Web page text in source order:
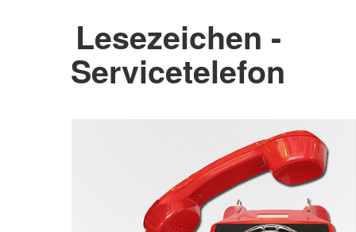
Lesezeichen -
Servicetelefon